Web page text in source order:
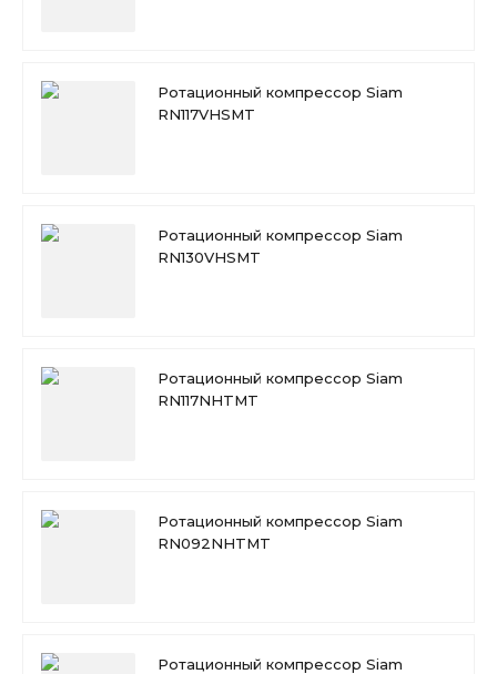
Ротационный компрессор Siam
RN117VHSMT
Ротационный компрессор Siam
RN130VHSMT
Ротационный компрессор Siam
RN117NHTMT
Ротационный компрессор Siam
RN092NHTMT
Ротационный компрессор Siam